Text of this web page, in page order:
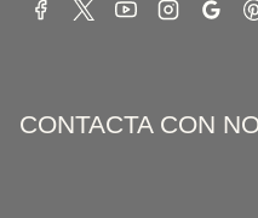
CONTACTA CON